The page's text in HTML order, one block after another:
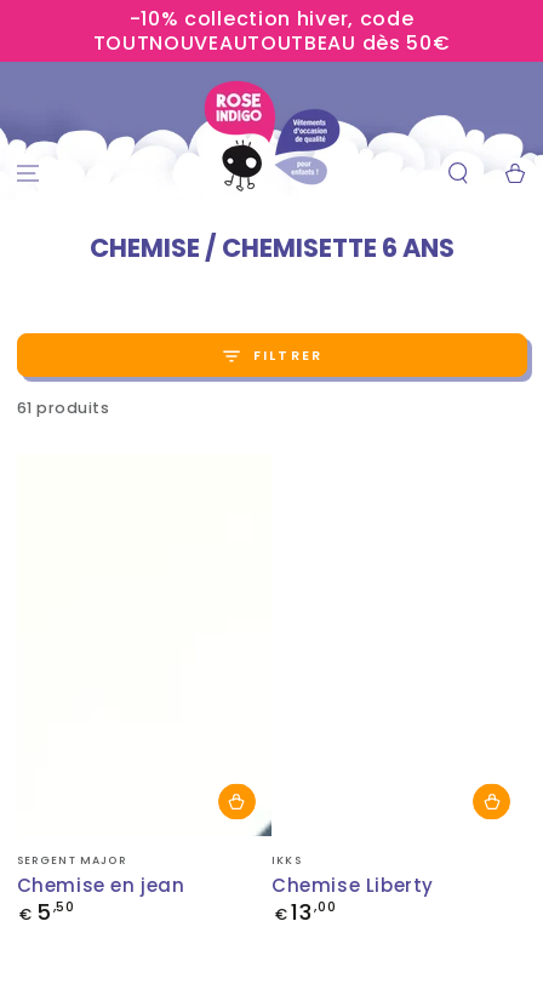
-10% collection hiver, code
TOUTNOUVEAUTOUTBEAU dès 50€
Panier
CHEMISE / CHEMISETTE 6 ANS
FILTRER
61 produits
Fournisseur:
SERGENT MAJOR
Chemise en jean
Prix
€ 5 ,50
Fournisseur:
IKKS
Chemise Liberty
Prix
€13 ,00